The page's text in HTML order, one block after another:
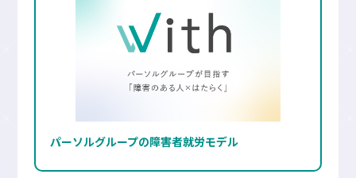
パーソルグループの障害者就労モデル